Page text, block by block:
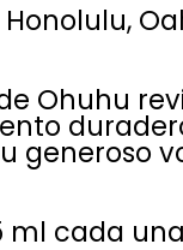
Ohuhu
generoso
ml cada